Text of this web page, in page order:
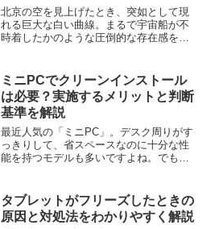
北京の空を見上げたとき、突如として現
れる巨大な白い曲線。まるで宇宙船が不
時着したかのような圧倒的な存在感を放
ハ・ハディド氏が設計したこの建物は、
いまや北京を代表するフォト...
ミニPCでクリーンインストール
は必要？実施するメリットと判断
基準を解説
最近人気の「ミニPC」。デスク周りがす
っきりして、省スペースなのに十分な性
能を持つモデルも多いですよね。でも、
ることもあるはず。そんなときに気にな
るのが「クリーンインス...
タブレットがフリーズしたときの
原因と対処法をわかりやすく解説